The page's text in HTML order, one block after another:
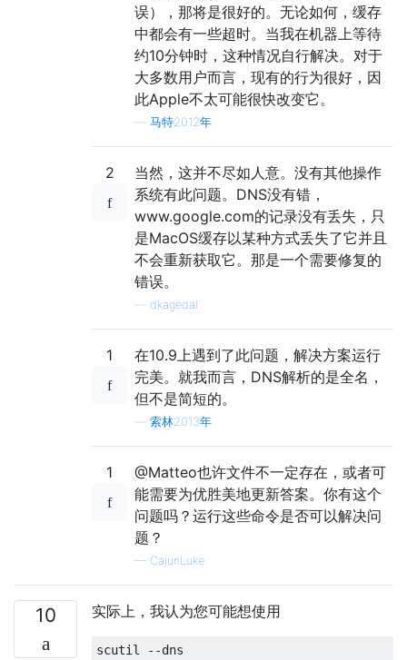
误），那将是很好的。无论如何，缓存
中都会有一些超时。当我在机器上等待
约10分钟时，这种情况自行解决。对于
大多数用户而言，现有的行为很好，因
此Apple不太可能很快改变它。
马特2012年
2
当然，这并不尽如人意。没有其他操作
系统有此问题。DNS没有错，
www.google.com的记录没有丢失，只
是MacOS缓存以某种方式丢失了它并且
不会重新获取它。那是一个需要修复的
错误。
dkagedal
1
在10.9上遇到了此问题，解决方案运行
完美。就我而言，DNS解析的是全名，
但不是简短的。
索林2013年
1
@Matteo也许文件不一定存在，或者可
能需要为优胜美地更新答案。你有这个
问题吗？运行这些命令是否可以解决问
题？
— CajunLuke
10 实际上，我认为您可能想使用
scutil --dns